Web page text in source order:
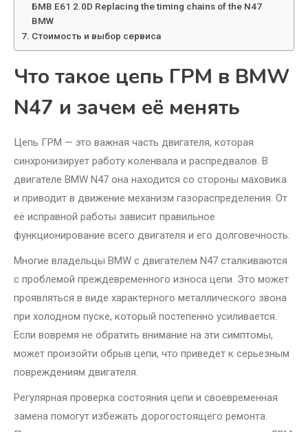
БМВ Е61 2.0D Replacing the timing chains of the N47
BMW
Стоимость и выбор сервиса
Что такое цепь ГРМ в BMW
N47 и зачем её менять
Цепь ГРМ — это важная часть двигателя, которая
синхронизирует работу коленвала и распредвалов. В
двигателе BMW N47 она находится со стороны маховика
и приводит в движение механизм газораспределения. От
её исправной работы зависит правильное
функционирование всего двигателя и его долговечность.
Многие владельцы BMW с двигателем N47 сталкиваются
с проблемой преждевременного износа цепи. Это может
проявляться в виде характерного металлического звона
при холодном пуске, который постепенно усиливается.
Если вовремя не обратить внимание на эти симптомы,
может произойти обрыв цепи, что приведет к серьезным
повреждениям двигателя.
Регулярная проверка состояния цепи и своевременная
замена помогут избежать дорогостоящего ремонта.